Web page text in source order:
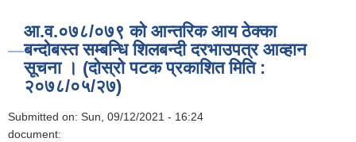
आ.व.०७८/०७९ को आन्तरिक आय ठेक्का
बन्दोबस्त सम्बन्धि शिलबन्दी दरभाउपत्र आव्हान
सूचना । (दोस्रो पटक प्रकाशित मिति :
२०७८/०५/२७)
Submitted on: Sun, 09/12/2021 - 16:24
document: